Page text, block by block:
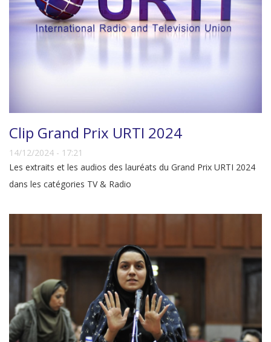
Clip Grand Prix URTI 2024
14/12/2024 - 17:21
Les extraits et les audios des lauréats du Grand Prix URTI 2024
dans les catégories TV & Radio